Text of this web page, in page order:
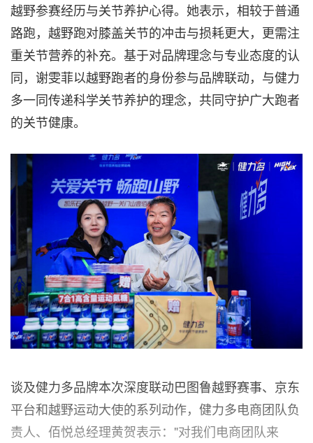
越野参赛经历与关节养护心得。她表示，相较于普通
路跑，越野跑对膝盖关节的冲击与损耗更大，更需注
重关节营养的补充。基于对品牌理念与专业态度的认
同，谢雯菲以越野跑者的身份参与品牌联动，与健力
多一同传递科学关节养护的理念，共同守护广大跑者
的关节健康。
谈及健力多品牌本次深度联动巴图鲁越野赛事、京东
平台和越野运动大使的系列动作，健力多电商团队负
责人、佰悦总经理黄贺表示："对我们电商团队来